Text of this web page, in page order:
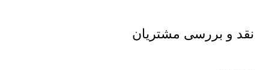
نقد و بررسی مشتریان